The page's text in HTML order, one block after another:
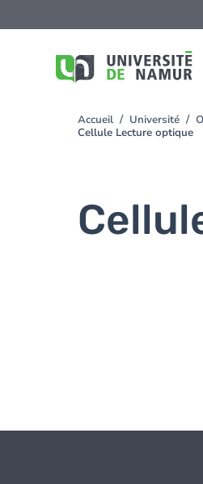
au
You
Accueil Université
Cellule Lecture optique